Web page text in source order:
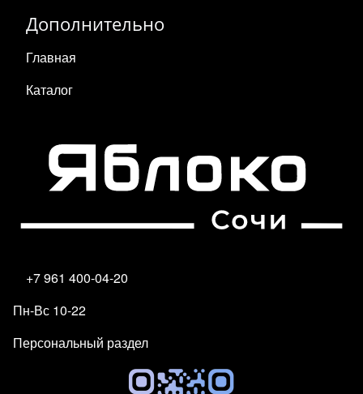
Дополнительно
Главная
Каталог
+7 961 400-04-20
Пн-Вс 10-22
Персональный раздел